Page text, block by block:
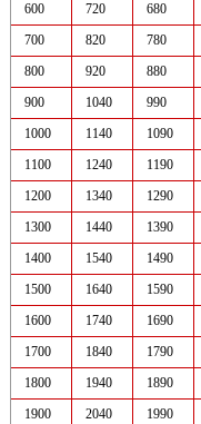
600
720 680
700
820 780
800
920 880
900
1040 990
1000
1140 1090
1100
1240 1190
1200
1340 1290
1300
1440 1390
1400
1540 1490
1500
1640 1590
1600
1740 1690
1700
1840 1790
1800
1940 1890
1900
2040 1990